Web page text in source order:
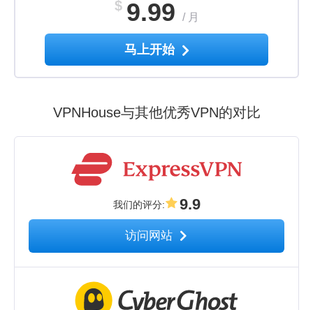
$ 9.99 / 月
马上开始
VPNHouse与其他优秀VPN的对比
我们的评分: 9.9
访问网站